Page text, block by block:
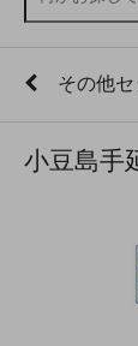
その他セ
小豆島手